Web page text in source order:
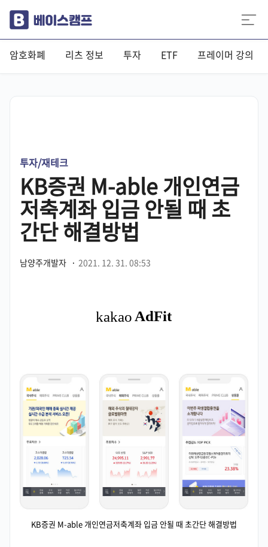
암호화폐 리츠 정보 투자 ETF 프레이머 강의
투자/재테크
KB증권 M-able 개인연금
저축계좌 입금 안될 때 초
간단 해결방법
남양주개발자 · 2021. 12. 31. 08:53
KB증권 M-able 개인연금저축계좌 입금 안될 때 초간단 해결방법